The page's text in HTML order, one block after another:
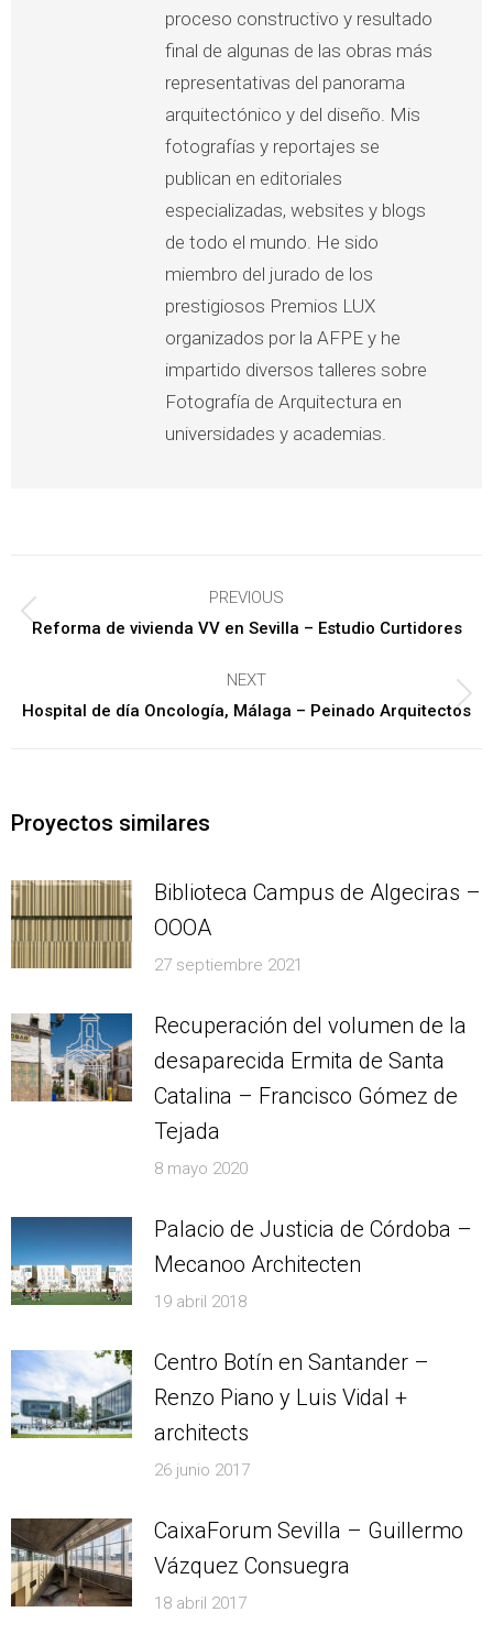
proceso constructivo y resultado
final de algunas de las obras más
representativas del panorama
arquitectónico y del diseño. Mis
fotografías y reportajes se
publican en editoriales
especializadas, websites y blogs
de todo el mundo. He sido
miembro del jurado de los
prestigiosos Premios LUX
organizados por la AFPE y he
impartido diversos talleres sobre
Fotografía de Arquitectura en
universidades y academias.
navigation
PREVIOUS
Previous
Reforma de vivienda VV en Sevilla – Estudio Curtidores
NEXT
Next
Hospital de día Oncología, Málaga – Peinado Arquitectos
Proyectos similares
Biblioteca Campus de Algeciras –
OOOA
27 septiembre 2021
Recuperación del volumen de la
desaparecida Ermita de Santa
Catalina – Francisco Gómez de
Tejada
8 mayo 2020
Palacio de Justicia de Córdoba –
Mecanoo Architecten
19 abril 2018
Centro Botín en Santander –
Renzo Piano y Luis Vidal +
architects
26 junio 2017
CaixaForum Sevilla – Guillermo
Vázquez Consuegra
18 abril 2017